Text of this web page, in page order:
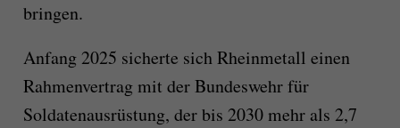
bringen.
Anfang 2025 sicherte sich Rheinmetall einen
Rahmenvertrag mit der Bundeswehr für
Soldatenausrüstung, der bis 2030 mehr als 2,7